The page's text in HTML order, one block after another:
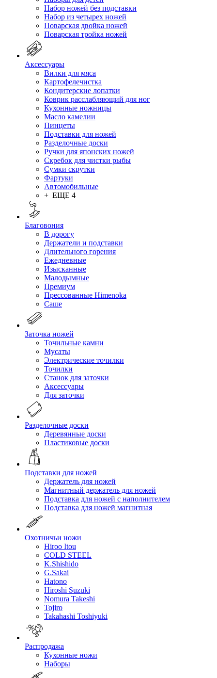
Набор ножей без подставки
Набор из четырех ножей
Поварская двойка ножей
Поварская тройка ножей
Аксессуары
Вилки для мяса
Картофелечистка
Кондитерские лопатки
Коврик расслабляющий для ног
Кухонные ножницы
Масло камелии
Пинцеты
Подставки для ножей
Разделочные доски
Ручки для японских ножей
Скребок для чистки рыбы
Сумки скрутки
Фартуки
Автомобильные
+ ЕЩЕ 4
Благовония
В дорогу
Держатели и подставки
Длительного горения
Ежедневные
Изысканные
Малодымные
Премиум
Прессованные Himenoka
Саше
Заточка ножей
Точильные камни
Мусаты
Электрические точилки
Точилки
Станок для заточки
Аксессуары
Для заточки
Разделочные доски
Деревянные доски
Пластиковые доски
Подставки для ножей
Держатель для ножей
Магнитный держатель для ножей
Подставка для ножей с наполнителем
Подставка для ножей магнитная
Охотничьи ножи
Hiroo Itou
COLD STEEL
K.Shishido
G.Sakai
Hatono
Hiroshi Suzuki
Nomura Takeshi
Tojiro
Takahashi Toshiyuki
Распродажа
Кухонные ножи
Наборы